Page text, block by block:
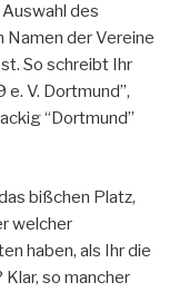
des
Namen der Vereine
So schreibt Ihr
V. Dortmund”,
“Dortmund”
bißchen Platz,
welcher
haben, als Ihr die
so mancher